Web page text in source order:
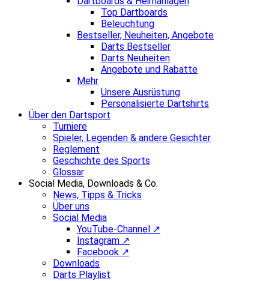
Top Dartboards
Beleuchtung
Bestseller, Neuheiten, Angebote
Darts Bestseller
Darts Neuheiten
Angebote und Rabatte
Mehr
Unsere Ausrüstung
Personalisierte Dartshirts
Über den Dartsport
Turniere
Spieler, Legenden & andere Gesichter
Reglement
Geschichte des Sports
Glossar
Social Media, Downloads & Co.
News, Tipps & Tricks
Über uns
Social Media
YouTube-Channel ↗
Instagram ↗
Facebook ↗
Downloads
Darts Playlist